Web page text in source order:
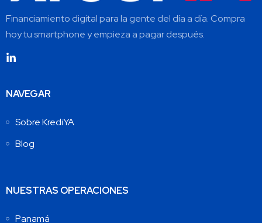
Financiamiento digital para la gente del día a día. Compra
hoy tu smartphone y empieza a pagar después.
NAVEGAR
Sobre KrediYA
Blog
NUESTRAS OPERACIONES
Panamá